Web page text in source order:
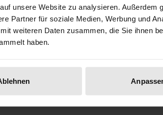
unsere Website zu analysieren.
Partner für soziale Medien, Werbung und
weiteren Daten zusammen, die Sie ihnen
haben.
Angaben